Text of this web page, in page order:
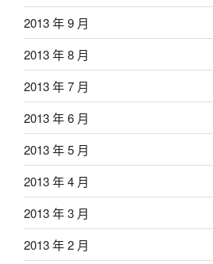
2013 年 9 月
2013 年 8 月
2013 年 7 月
2013 年 6 月
2013 年 5 月
2013 年 4 月
2013 年 3 月
2013 年 2 月